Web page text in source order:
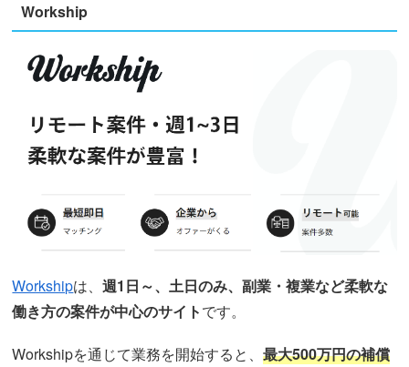
Workship
Workshipは、週1日～、土日のみ、副業・複業など柔軟な
働き方の案件が中心のサイトです。
Workshipを通じて業務を開始すると、最大500万円の補償